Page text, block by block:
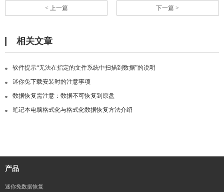
< 上一篇 下一篇 >
相关文章
软件提示“无法在指定的文件系统中扫描到数据”的说明
迷你兔下载安装时的注意事项
数据恢复需注意：数据不可恢复到原盘
笔记本电脑格式化与格式化数据恢复方法介绍
产品
迷你兔数据恢复